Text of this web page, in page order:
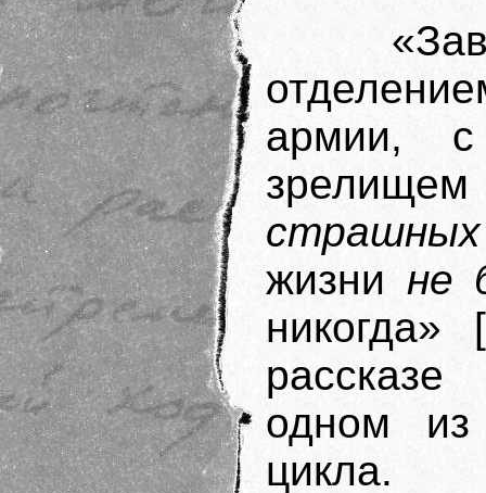
армии,
жизни не
одном из
цикла.